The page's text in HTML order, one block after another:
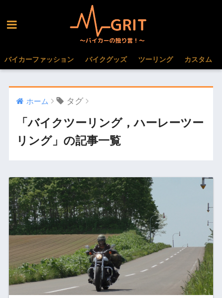
バイカーファッション バイクグッズ ツーリング カスタム
ホーム タグ
「バイクツーリング，ハーレーツー
リング」の記事一覧